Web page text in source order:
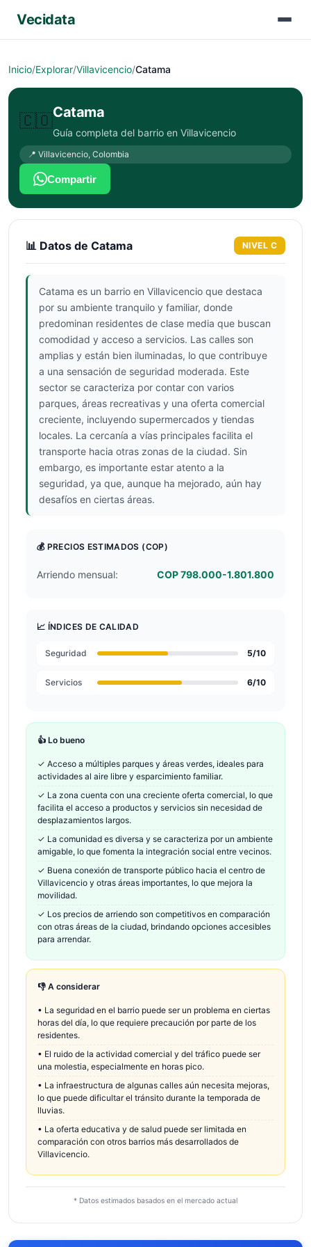
Vecidata
Inicio/Explorar/Villavicencio/Catama
🇨🇴Catama
Guía completa del barrio en Villavicencio
📍 Villavicencio, Colombia
Compartir
📊 Datos de Catama NIVEL C
Catama es un barrio en Villavicencio que destaca
por su ambiente tranquilo y familiar, donde
predominan residentes de clase media que buscan
comodidad y acceso a servicios. Las calles son
amplias y están bien iluminadas, lo que contribuye
a una sensación de seguridad moderada. Este
sector se caracteriza por contar con varios
parques, áreas recreativas y una oferta comercial
creciente, incluyendo supermercados y tiendas
locales. La cercanía a vías principales facilita el
transporte hacia otras zonas de la ciudad. Sin
embargo, es importante estar atento a la
seguridad, ya que, aunque ha mejorado, aún hay
desafíos en ciertas áreas.
💰 PRECIOS ESTIMADOS (COP)
Arriendo mensual: COP 798.000-1.801.800
📈 ÍNDICES DE CALIDAD
Seguridad 5/10
Servicios 6/10
👍 Lo bueno
✓ Acceso a múltiples parques y áreas verdes, ideales para
actividades al aire libre y esparcimiento familiar.
✓ La zona cuenta con una creciente oferta comercial, lo que
facilita el acceso a productos y servicios sin necesidad de
desplazamientos largos.
✓ La comunidad es diversa y se caracteriza por un ambiente
amigable, lo que fomenta la integración social entre vecinos.
✓ Buena conexión de transporte público hacia el centro de
Villavicencio y otras áreas importantes, lo que mejora la
movilidad.
✓ Los precios de arriendo son competitivos en comparación
con otras áreas de la ciudad, brindando opciones accesibles
para arrendar.
👎 A considerar
• La seguridad en el barrio puede ser un problema en ciertas
horas del día, lo que requiere precaución por parte de los
residentes.
• El ruido de la actividad comercial y del tráfico puede ser
una molestia, especialmente en horas pico.
• La infraestructura de algunas calles aún necesita mejoras,
lo que puede dificultar el tránsito durante la temporada de
lluvias.
• La oferta educativa y de salud puede ser limitada en
comparación con otros barrios más desarrollados de
Villavicencio.
* Datos estimados basados en el mercado actual